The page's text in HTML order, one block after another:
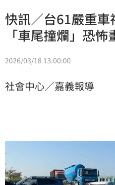
快訊／台61嚴重車
「車尾撞爛」恐怖
2026/03/18 13:00:00
社會中心／嘉義報導